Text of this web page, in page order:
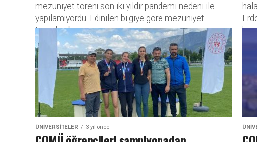
mezuniyet töreni son iki yıldır pandemi nedeni ile
yapılamıyordu. Edinilen bilgiye göre mezuniyet
törenleri bu...
ÜNIVERSITELER 3 yıl önce